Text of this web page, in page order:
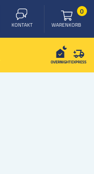
KONTAKT WARENKORB
0